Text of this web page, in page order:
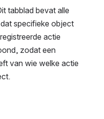
tabblad bevat alle
specifieke object
actie
zodat een
van wie welke actie